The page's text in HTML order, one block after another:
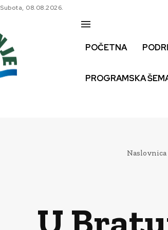
Subota, 08.08.2026.
POČETNA
PROGRAMSKA
Naslovnica